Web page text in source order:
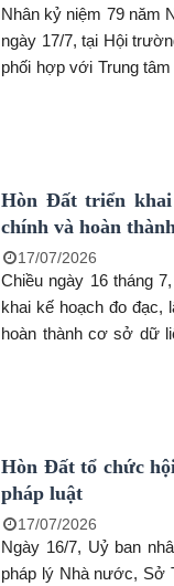
Nhân kỷ niệm 79 năm
ngày 17/7, tại Hội
phối hợp với Trung
Hòn Đất triển
chính và hoàn
17/07/2026
Chiều ngày 16 tháng
khai kế hoạch đo đạc,
hoàn thành cơ sở dữ
Hòn Đất tổ chức
pháp luật
17/07/2026
Ngày 16/7, Uỷ ban
pháp lý Nhà nước, Sở